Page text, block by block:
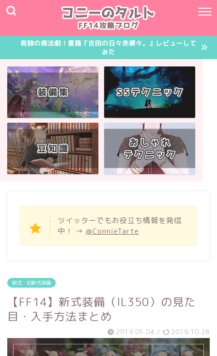
奇跡の復活劇！書籍『吉田の日々赤裸々。』レビューして
みた
ツイッターでもお役立ち情報を発信
中！ → @ConnieTarte
新式・旧新式装備
【FF14】新式装備（IL350）の見た
目・入手方法まとめ
2019.05.04 / 2019.10.28